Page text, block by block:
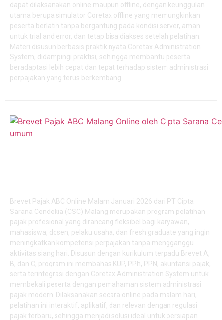
dapat dilaksanakan online maupun offline, dengan keunggulan
utama berupa simulator Coretax offline yang memungkinkan
peserta berlatih tanpa bergantung pada kondisi server, aman
untuk trial and error, dan tetap bisa diakses setelah pelatihan.
Materi disusun berbasis praktik nyata Coretax Administration
System, didampingi praktisi, sehingga membantu peserta
beradaptasi lebih cepat dan tepat terhadap sistem administrasi
perpajakan yang terus berkembang.
Brevet Pajak ABC Online Malam Januari 2026 dari PT Cipta
Sarana Cendekia (CSC) Malang merupakan program pelatihan
pajak profesional yang dirancang fleksibel bagi karyawan,
mahasiswa, dosen, pelaku usaha, dan fresh graduate yang ingin
meningkatkan kompetensi perpajakan tanpa mengganggu
aktivitas siang hari. Disusun dengan kurikulum terpadu Brevet A,
B, dan C, program ini membahas KUP, PPh, PPN, akuntansi pajak,
serta terintegrasi dengan Coretax Administration System untuk
membekali peserta dengan pemahaman sistem administrasi
pajak modern. Dilaksanakan secara online pada malam hari,
pelatihan ini interaktif, aplikatif, dan relevan dengan regulasi
pajak terbaru, sehingga menjadi solusi ideal untuk persiapan